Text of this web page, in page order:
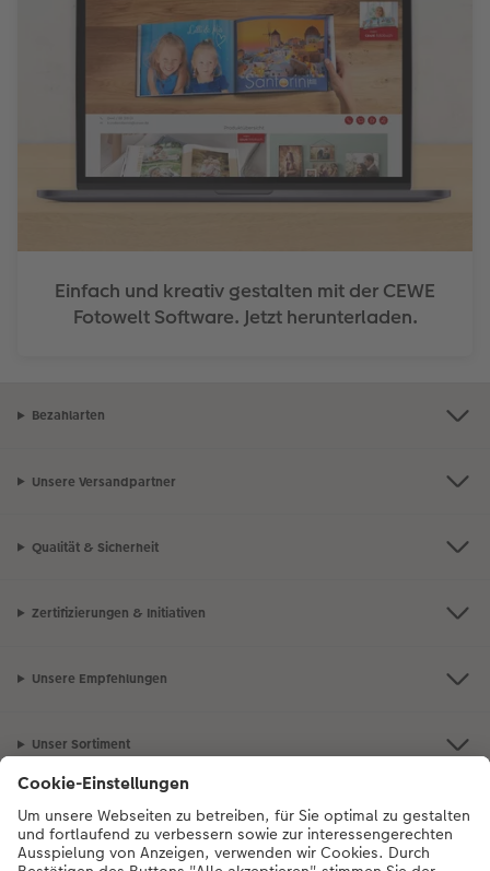
Einfach und kreativ gestalten mit der CEWE
Fotowelt Software. Jetzt herunterladen.
Bezahlarten
Unsere Versandpartner
Qualität & Sicherheit
Zertifizierungen & Initiativen
Unsere Empfehlungen
Unser Sortiment
Service